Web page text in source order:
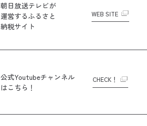
朝日放送テレビが
運営するふるさと
納税サイト
WEB SITE
公式Youtubeチャンネル
はこちら！
CHECK！